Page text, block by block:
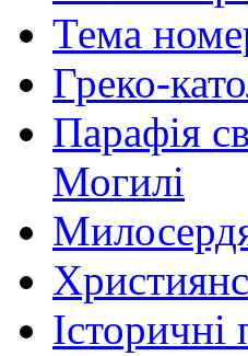
Тема
Греко-
Парафія
Могилі
Історичні